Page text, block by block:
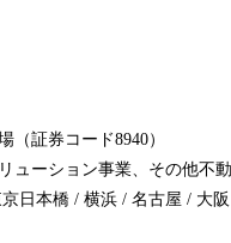
長 俊成誠司
（証券コード8940）
ューション事業、その他不
日本橋 / 横浜 / 名古屋 / 大